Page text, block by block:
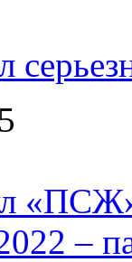
«ПСЖ»
–